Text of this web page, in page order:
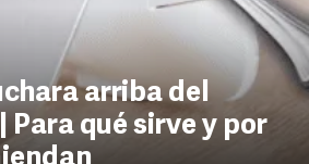
arriba del
Para qué sirve y por